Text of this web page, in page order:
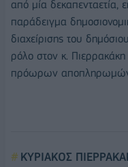
από μία δεκαπενταετία,
παράδειγμα
διαχείρισης του
ρόλο στον κ.
πρόωρων αποπληρωμών
ΚΥΡΙΑΚΟΣ